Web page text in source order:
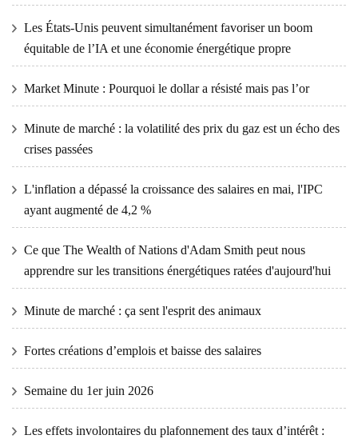
Les États-Unis peuvent simultanément favoriser un boom
équitable de l’IA et une économie énergétique propre
Market Minute : Pourquoi le dollar a résisté mais pas l’or
Minute de marché : la volatilité des prix du gaz est un écho des
crises passées
L'inflation a dépassé la croissance des salaires en mai, l'IPC
ayant augmenté de 4,2 %
Ce que The Wealth of Nations d'Adam Smith peut nous
apprendre sur les transitions énergétiques ratées d'aujourd'hui
Minute de marché : ça sent l'esprit des animaux
Fortes créations d’emplois et baisse des salaires
Semaine du 1er juin 2026
Les effets involontaires du plafonnement des taux d’intérêt :